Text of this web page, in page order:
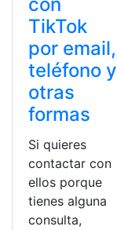
TikTok
por email,
teléfono y
otras
formas
Si quieres
contactar con
ellos porque
tienes alguna
consulta,